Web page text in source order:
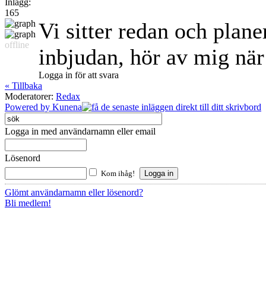
Inlägg:
165
offline
Vi sitter redan och
inbjudan, hör av mig
Logga in för att svara
« Tillbaka
Moderatorer: Redax
Powered by Kunena
Logga in med användarnamn eller email
Lösenord
Kom ihåg!
Glömt användarnamn eller lösenord?
Bli medlem!